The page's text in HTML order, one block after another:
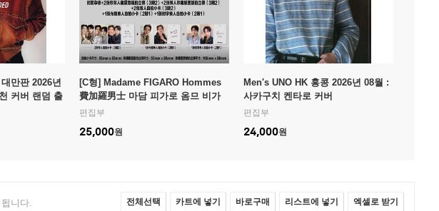
만판 2026년
커버 랜덤 출
지 수록)
[C형] Madame FIGARO Hommes
費加羅男士 마담 피가로 옴므 비가
라남사 중국 2026년 08월 : 김윤식&
+랜덤 카드 8장: 두 사람 카드 6장
편집부
25,000원
Men's UNO HK 홍콩 2026년 08월 :
사카구치 켄타로 커버
편집부
24,000원
니다. 전체선택 카트에 넣기 바로구매 리스트에 넣기 엑셀로 받기